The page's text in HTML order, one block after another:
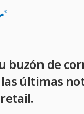
buzón de
últimas